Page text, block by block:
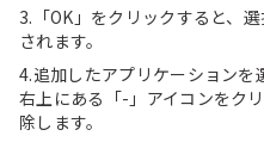
3.「OK」をクリックすると、
されます。
4.追加したアプリケーションを
右上にある「-」アイコンをク
除します。